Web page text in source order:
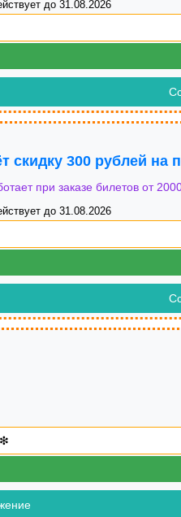
до 31.08.2026
скидку 300 рублей на
при заказе билетов от
до 31.08.2026